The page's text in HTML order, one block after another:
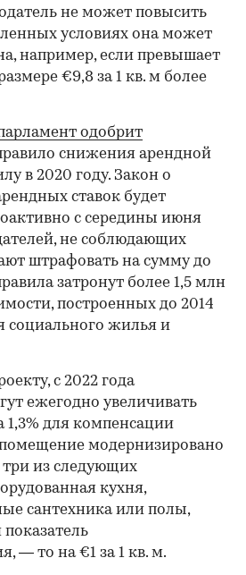
не может повысить
условиях она может
например, если превышает
€9,8 за 1 кв. м более
одобрит
снижения арендной
в 2020 году. Закон о
ставок будет
с середины июня
не соблюдающих
штрафовать на сумму до
затронут более 1,5 млн
построенных до 2014
социального жилья и
с 2022 года
ежегодно увеличивать
1,3% для компенсации
модернизировано
из следующих
кухня,
сантехника или полы,
— то на €1 за 1 кв. м.